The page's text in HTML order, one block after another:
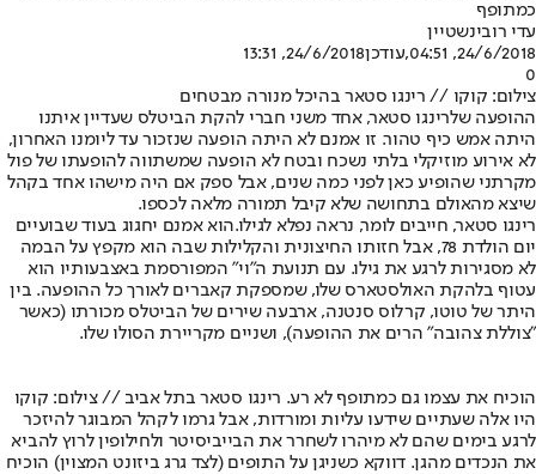
כמתופף
עדי רובינשטיין
24/6/2018, 04:51
,עודכן24/6/2018, 13:31
0
צילום: קוקו // רינגו סטאר בהיכל מנורה מבטחים
ההופעה שלרינגו סטאר, אחד משני חברי להקת הביטלס שעדיין איתנו
היתה אמש כיף טהור. זו אמנם לא היתה הופעה שנזכור עד ליומנו האחרון,
לא אירוע מוזיקלי בלתי נשכח ובטח לא הופעה שמשתווה להופעתו של פול
מקרתני שהופיע כאן לפני כמה שנים, אבל ספק אם היה מישהו אחד בקהל
שיצא מהאולם בתחושה שלא קיבל תמורה מלאה לכספו.
רינגו סטאר, חייבים לומר, נראה נפלא לגילו.הוא אמנם יחגוג בעוד שבועיים
יום הולדת ‭ ,78‬אבל חזותו החיצונית והקלילות שבה הוא מקפץ על הבמה
לא מסגירות לרגע את גילו. עם תנועת ה"וי" המפורסמת באצבעותיו הוא
עטוף בלהקת האולסטארס שלו, שמספקת קאברים לאורך כל ההופעה. בין
היתר של טוטו, קרלוס סנטנה, ארבעה שירים של הביטלס מכורתו (כאשר
"צוללת צהובה" הרים את ההופעה), ושניים מקריירת הסולו שלו.
הוכיח את עצמו גם כמתופף לא רע. רינגו סטאר בתל אביב // צילום: קוקו
היו אלה שעתיים שידעו עליות ומורדות, אבל גרמו לקהל המבוגר להיזכר
לרגע בימים שהם לא מיהרו לשחרר את הבייביסיטר ולחילופין לרוץ להביא
את הנכדים מהגן. דווקא כשניגן על התופים (לצד גרג ביזונט המצוין) הוכיח